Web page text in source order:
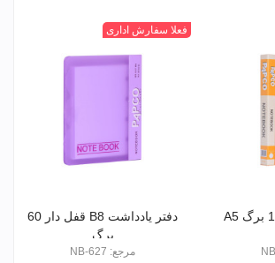
نارنجی
زردسبز
آبی+
فعلا سفارش اداری
دفتر یادداشت B8 قفل دار 60
برگ
مرجع: NB-627